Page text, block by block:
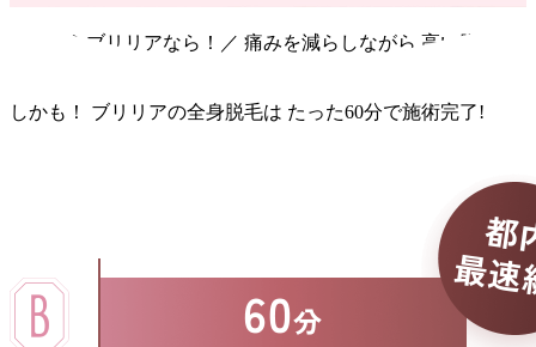
＼だからブリリアなら！／ 痛みを減らしながら 高い脱毛効
しかも！ ブリリアの全身脱毛は たった60分で施術完了!